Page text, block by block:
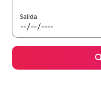
Salida